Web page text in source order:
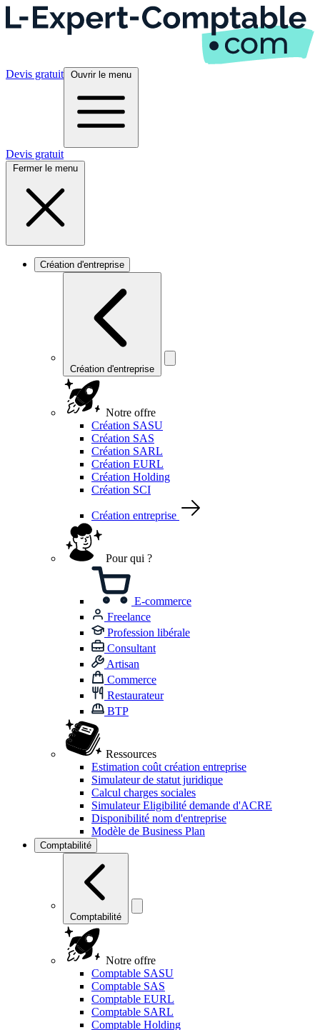
Devis gratuit Ouvrir le menu
Devis gratuit
Fermer le menu
Création d'entreprise
Création d'entreprise
Notre offre
Création SASU
Création SAS
Création SARL
Création EURL
Création Holding
Création SCI
Création entreprise
Pour qui ?
E-commerce
Freelance
Profession libérale
Consultant
Artisan
Commerce
Restaurateur
BTP
Ressources
Estimation coût création entreprise
Simulateur de statut juridique
Calcul charges sociales
Simulateur Eligibilité demande d'ACRE
Disponibilité nom d'entreprise
Modèle de Business Plan
Comptabilité
Comptabilité
Notre offre
Comptable SASU
Comptable SAS
Comptable EURL
Comptable SARL
Comptable Holding